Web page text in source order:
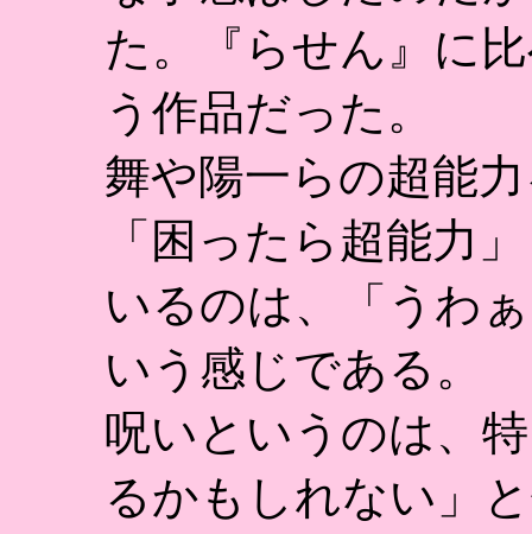
た。『らせん』に
う作品だった。
舞や陽一らの超能
「困ったら超能力
いるのは、「うわ
いう感じである。
呪いというのは、
るかもしれない」